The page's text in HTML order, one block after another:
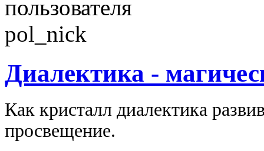
Диалектика -
Как кристалл диалектика
просвещение.